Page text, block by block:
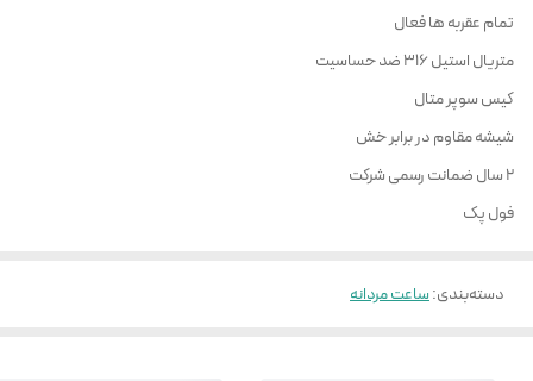
تمام عقربه ها فعال
متریال استیل 316 ضد حساسیت
کیس سوپر متال
شیشه مقاوم در برابر خش
2 سال ضمانت رسمی شرکت
فول پک
دسته‌بندی:ساعت مردانه